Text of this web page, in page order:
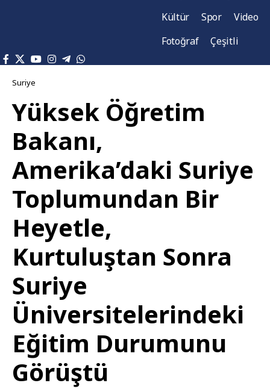
Kültür
Spor
Video
Fotoğraf
Çeşitli
Suriye
Yüksek Öğretim
Bakanı,
Amerika’daki Suriye
Toplumundan Bir
Heyetle,
Kurtuluştan Sonra
Suriye
Üniversitelerindeki
Eğitim Durumunu
Görüştü